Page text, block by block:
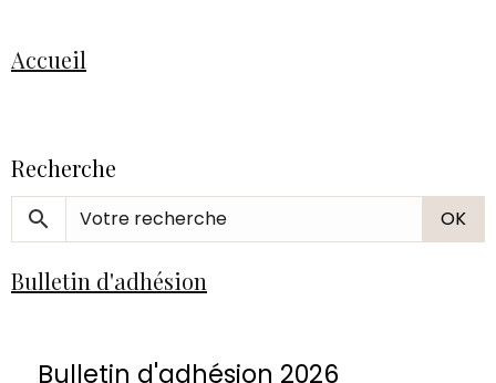
Accueil
Recherche
OK
Bulletin d'adhésion
Bulletin d'adhésion 2026